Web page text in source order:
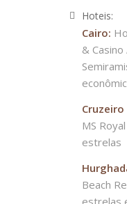
Hoteis:
Cairo:
&
Cruzeiro
MS
estrelas
Beach
estrelas